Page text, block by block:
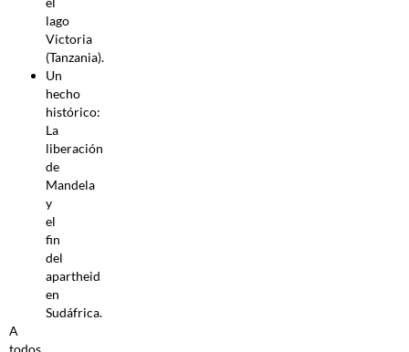
lago
Victoria
(Tanzania).
Un
hecho
histórico:
La
liberación
de
Mandela
y
el
fin
del
apartheid
en
Sudáfrica.
A
todos